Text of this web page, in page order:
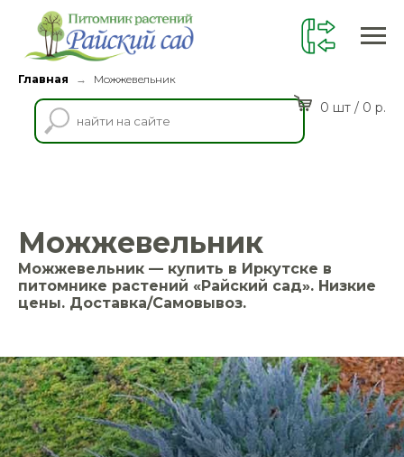
Главная → Можжевельник
0 шт / 0 р.
Можжевельник
Можжевельник — купить в Иркутске в
питомнике растений «Райский сад». Низкие
цены. Доставка/Самовывоз.